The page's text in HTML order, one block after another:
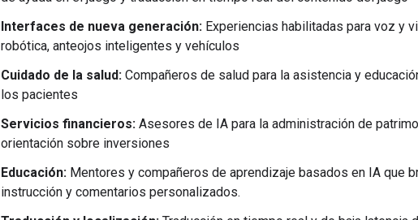
Interfaces de nueva generación: Experiencias habilitadas para voz y
robótica, anteojos inteligentes y vehículos
Cuidado de la salud: Compañeros de salud para la asistencia y
los pacientes
Servicios financieros: Asesores de IA para la administración de
orientación sobre inversiones
Educación: Mentores y compañeros de aprendizaje basados en IA que
instrucción y comentarios personalizados.